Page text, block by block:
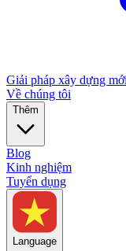
Giải pháp xây dựng mới
Về chúng tôi
Thêm
Blog
Kinh nghiệm
Tuyển dụng
Language